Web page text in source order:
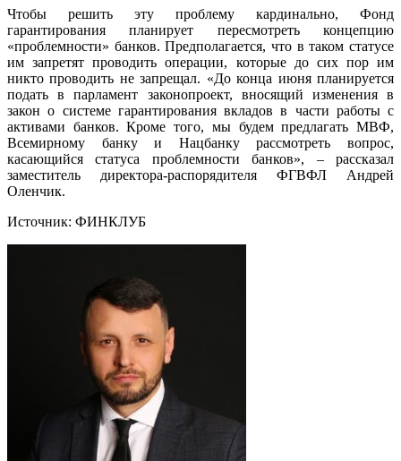
Чтобы решить эту проблему кардинально, Фонд
гарантирования планирует пересмотреть концепцию
«проблемности» банков. Предполагается, что в таком статусе
им запретят проводить операции, которые до сих пор им
никто проводить не запрещал. «До конца июня планируется
подать в парламент законопроект, вносящий изменения в
закон о системе гарантирования вкладов в части работы с
активами банков. Кроме того, мы будем предлагать МВФ,
Всемирному банку и Нацбанку рассмотреть вопрос,
касающийся статуса проблемности банков», – рассказал
заместитель директора-распорядителя ФГВФЛ Андрей
Оленчик.
Источник: ФИНКЛУБ